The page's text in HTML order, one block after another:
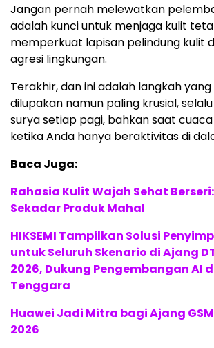
Jangan pernah melewatkan
adalah kunci untuk menjaga kulit
memperkuat lapisan pelindung kulit
agresi lingkungan.
Terakhir, dan ini adalah langkah
dilupakan namun paling krusial,
surya setiap pagi, bahkan saat
ketika Anda hanya beraktivitas di
Baca Juga:
Rahasia Kulit Wajah Sehat
Sekadar Produk Mahal
HIKSEMI Tampilkan Solusi
untuk Seluruh Skenario di Ajang
2026, Dukung Pengembangan AI
Tenggara
Huawei Jadi Mitra bagi Ajang
2026